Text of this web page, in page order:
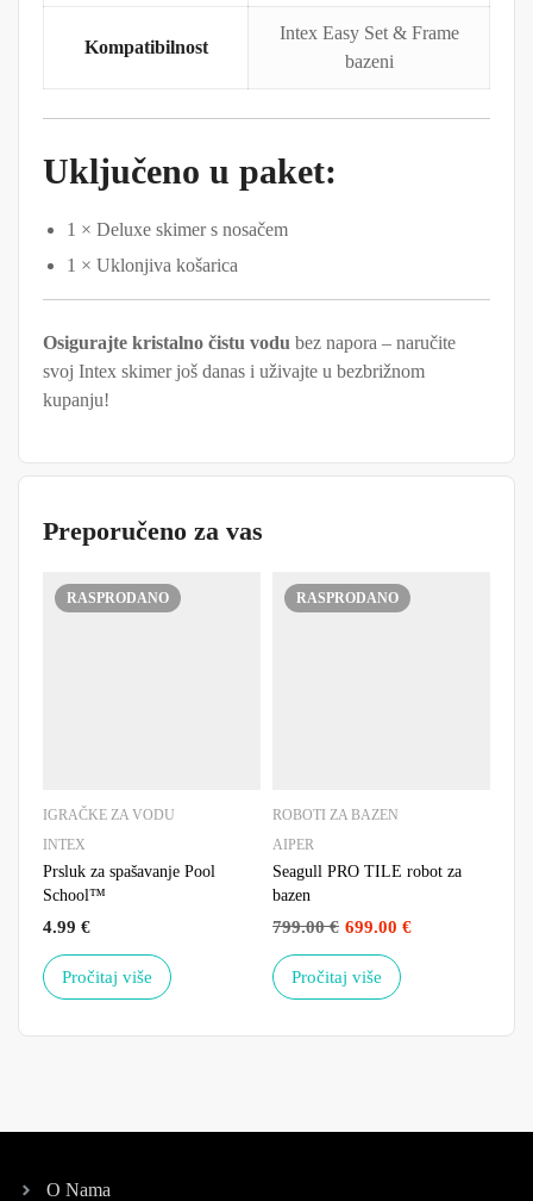
Kompatibilnost
Intex Easy Set & Frame
bazeni
Uključeno u paket:
1 × Deluxe skimer s nosačem
1 × Uklonjiva košarica
Osigurajte kristalno čistu vodu bez napora – naručite
svoj Intex skimer još danas i uživajte u bezbrižnom
kupanju!
Preporučeno za vas
RASPRODANO
IGRAČKE ZA VODU
INTEX
Prsluk za spašavanje Pool
School™
4.99 €
Pročitaj više
RASPRODANO
ROBOTI ZA BAZEN
AIPER
Seagull PRO TILE robot za
bazen
799.00€ 699.00 €
Pročitaj više
O Nama